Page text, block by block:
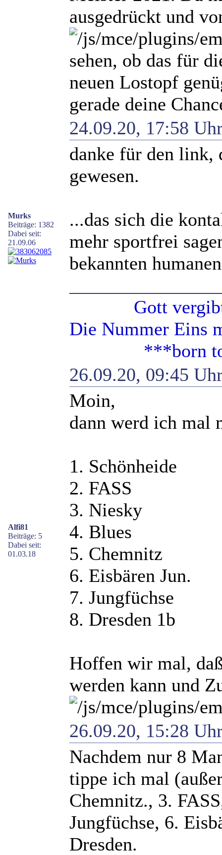
ausgedrückt und
sehen, ob das für
neuen Lostopf
gerade deine
Murks
Beiträge: 1382
Dabei seit:
21.09.06
24.09.20, 17:58
danke für den link,
gewesen.
...das sich die
mehr sportfrei
bekannten
Gott vergibt -
Die Nummer Eins
***born to
Alfi81
Beiträge: 5
Dabei seit:
01.03.18
26.09.20, 09:45
Moin,
dann werd ich mal
1. Schönheide
2. FASS
3. Niesky
4. Blues
5. Chemnitz
6. Eisbären Jun.
7. Jungfüchse
8. Dresden 1b
Hoffen wir mal,
werden kann und
26.09.20, 15:28
Nachdem nur 8
tippe ich mal
Chemnitz., 3.
Jungfüchse, 6.
Dresden.